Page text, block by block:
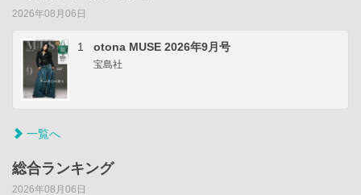
2026年08月06日
1 otona MUSE 2026年9月号
宝島社
一覧へ
総合ランキング
2026年08月06日